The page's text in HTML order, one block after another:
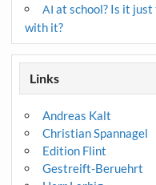
AI at school? Is it just
with it?
Links
Andreas Kalt
Christian Spannagel
Edition Flint
Gestreift-Beruehrt